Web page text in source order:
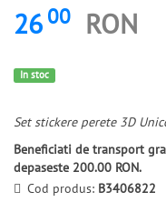
26 00 RON
In stoc
Set stickere perete 3D
Beneficiati de transport
depaseste 200.00 RON.
Cod produs: B3406822